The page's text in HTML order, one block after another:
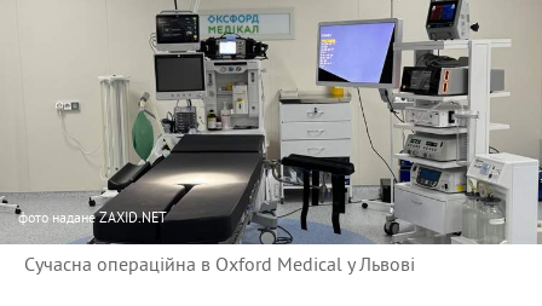
фото надане ZAXID.NET
Сучасна операційна в Oxford Medical у Львові